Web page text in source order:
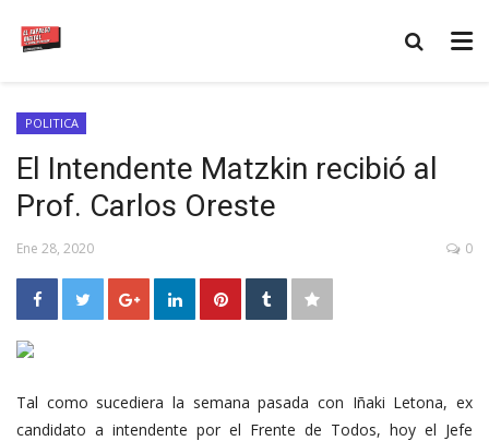
POLITICA
El Intendente Matzkin recibió al
Prof. Carlos Oreste
Ene 28, 2020 0
Tal como sucediera la semana pasada con Iñaki Letona, ex
candidato a intendente por el Frente de Todos, hoy el Jefe